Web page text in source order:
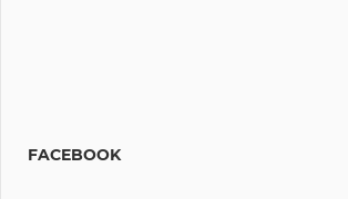
FACEBOOK